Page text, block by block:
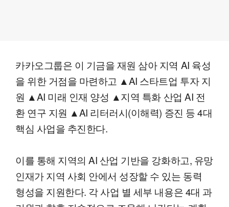
카카오그룹은 이 기금을 재원 삼아 지역 AI 육성
을 위한 거점을 마련하고 ▲AI 스타트업 투자 지
원 ▲AI 미래 인재 양성 ▲지역 특화 산업 AI 전
환 연구 지원 ▲AI 리터러시(이해력) 증진 등 4대
핵심 사업을 추진한다.
이를 통해 지역의 AI 산업 기반을 강화하고, 유망
인재가 지역 사회 안에서 성장할 수 있는 동력
형성을 지원한다. 각 사업 별 세부 내용은 4대 과